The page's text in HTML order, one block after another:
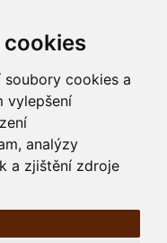
cookies a
vylepšení
analýzy
a zjištění zdroje